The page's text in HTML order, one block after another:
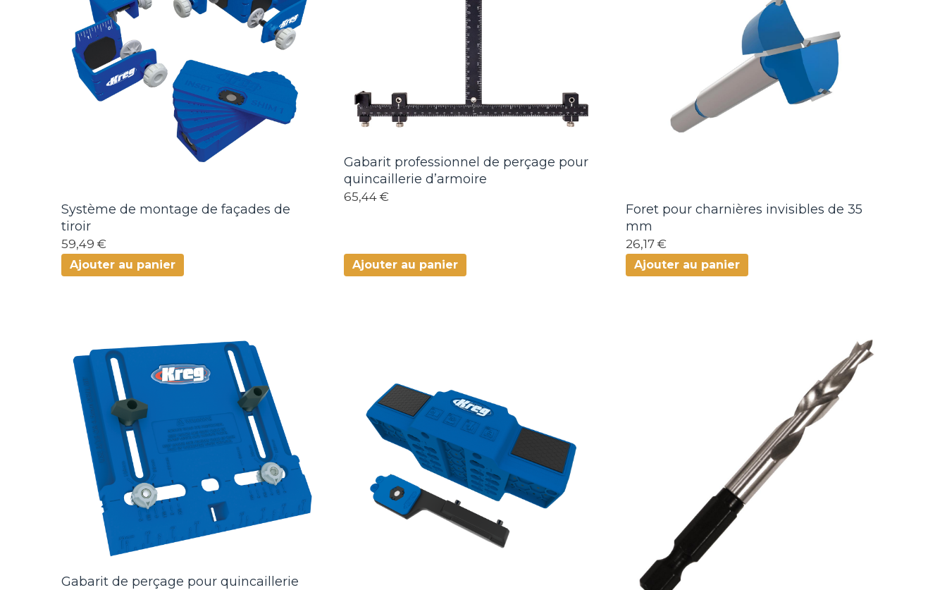
Système de montage de façades de
tiroir
59,49 €
Ajouter au panier
Gabarit professionnel de perçage pour
quincaillerie d’armoire
65,44 €
Ajouter au panier
Foret pour charnières invisibles de 35
mm
26,17 €
Ajouter au panier
Gabarit de perçage pour quincaillerie